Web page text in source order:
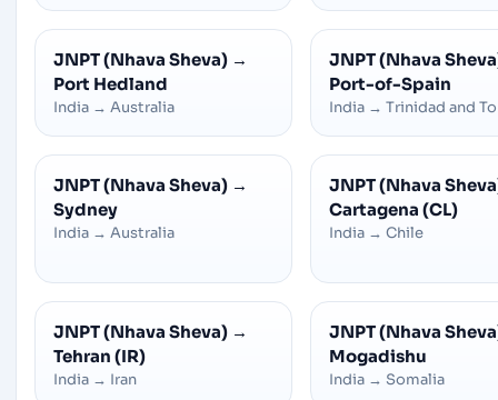
JNPT (Nhava Sheva) →
Port Hedland
India → Australia
JNPT (Nhava
Port-of-Spain
India → Trinidad and
JNPT (Nhava Sheva) →
Sydney
India → Australia
JNPT (Nhava
Cartagena (CL)
India → Chile
JNPT (Nhava Sheva) →
Tehran (IR)
India → Iran
JNPT (Nhava
Mogadishu
India → Somalia